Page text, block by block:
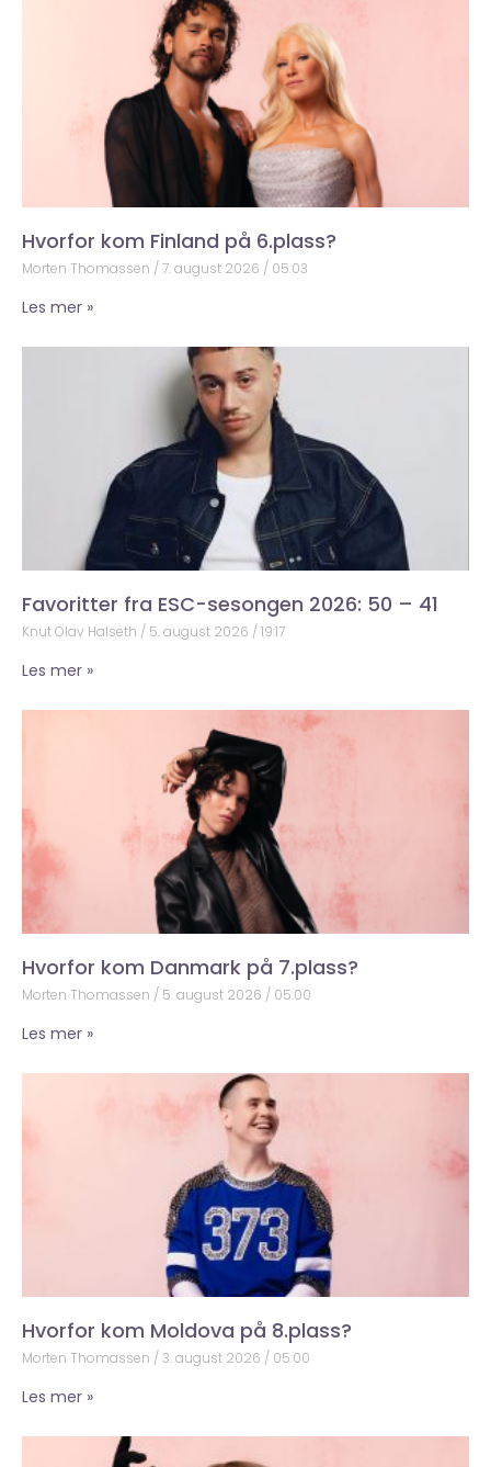
Hvorfor kom Finland på 6.plass?
Morten Thomassen 7. august 2026 05:03
Les mer »
Favoritter fra ESC-sesongen 2026: 50 – 41
Knut Olav Halseth 5. august 2026 19:17
Les mer »
Hvorfor kom Danmark på 7.plass?
Morten Thomassen 5. august 2026 05:00
Les mer »
Hvorfor kom Moldova på 8.plass?
Morten Thomassen 3. august 2026 05:00
Les mer »